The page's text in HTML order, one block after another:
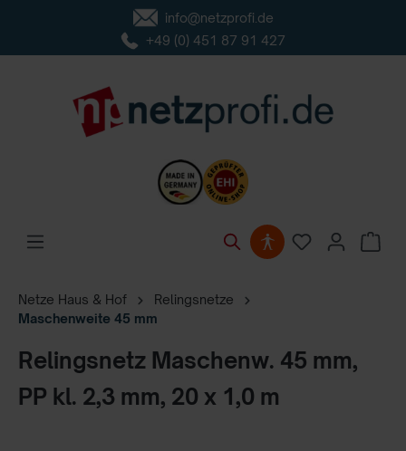
info@netzprofi.de
+49 (0) 451 87 91 427
Netze Haus & Hof
Relingsnetze
Maschenweite 45 mm
Relingsnetz Maschenw. 45 mm,
PP kl. 2,3 mm, 20 x 1,0 m